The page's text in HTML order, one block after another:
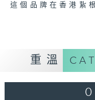
這個品牌在香港紥
大批生產嘅時代
創業難，守業更
生意；憑着一股韌
重溫